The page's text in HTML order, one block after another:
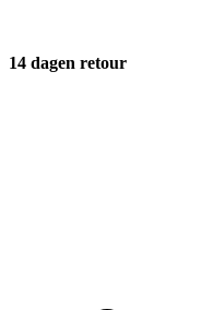
14 dagen retour